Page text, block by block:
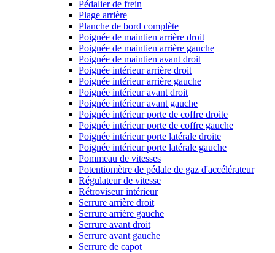
Pédalier de frein
Plage arrière
Planche de bord complète
Poignée de maintien arrière droit
Poignée de maintien arrière gauche
Poignée de maintien avant droit
Poignée intérieur arrière droit
Poignée intérieur arrière gauche
Poignée intérieur avant droit
Poignée intérieur avant gauche
Poignée intérieur porte de coffre droite
Poignée intérieur porte de coffre gauche
Poignée intérieur porte latérale droite
Poignée intérieur porte latérale gauche
Pommeau de vitesses
Potentiomètre de pédale de gaz d'accélérateur
Régulateur de vitesse
Rétroviseur intérieur
Serrure arrière droit
Serrure arrière gauche
Serrure avant droit
Serrure avant gauche
Serrure de capot